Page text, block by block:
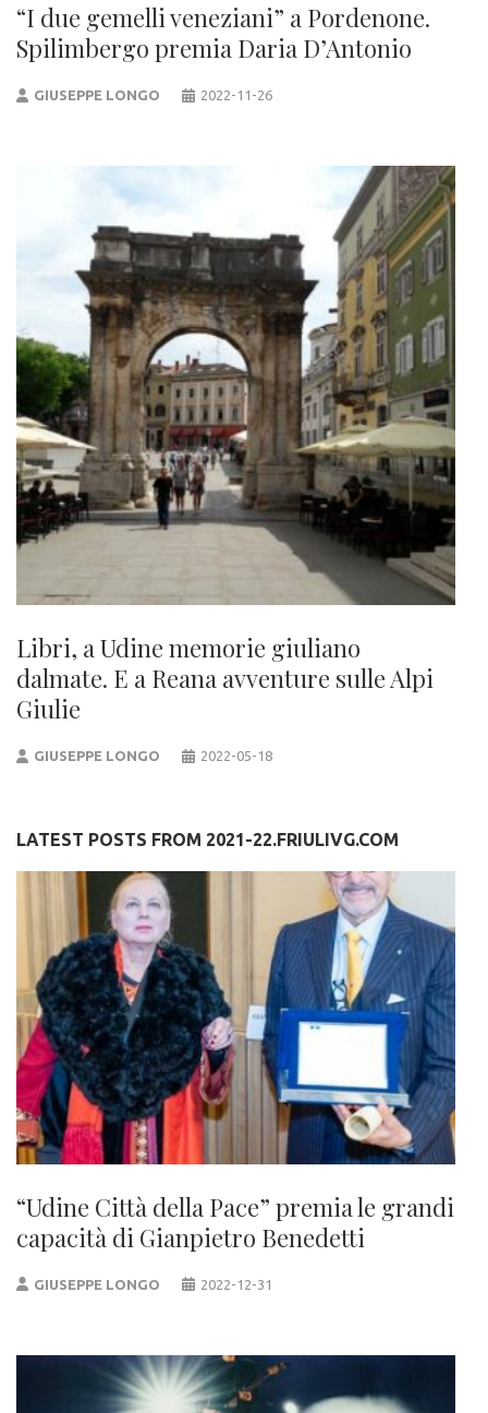
“I due gemelli veneziani” a Pordenone.
Spilimbergo premia Daria D’Antonio
GIUSEPPE LONGO 2022-11-26
Libri, a Udine memorie giuliano
dalmate. E a Reana avventure sulle Alpi
Giulie
GIUSEPPE LONGO 2022-05-18
LATEST POSTS FROM 2021-22.FRIULIVG.COM
“Udine Città della Pace” premia le grandi
capacità di Gianpietro Benedetti
GIUSEPPE LONGO 2022-12-31